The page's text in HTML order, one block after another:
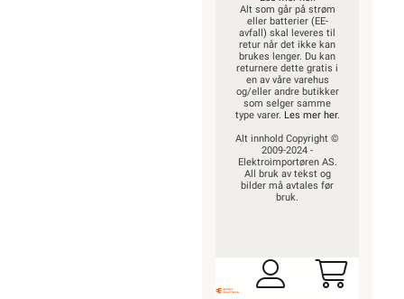
Alt som går på strøm
eller batterier (EE-
avfall) skal leveres til
retur når det ikke kan
brukes lenger. Du kan
returnere dette gratis i
en av våre varehus
og/eller andre butikker
som selger samme
type varer. Les mer her.
Alt innhold Copyright ©
2009-2024 -
Elektroimportøren AS.
All bruk av tekst og
bilder må avtales før
bruk.